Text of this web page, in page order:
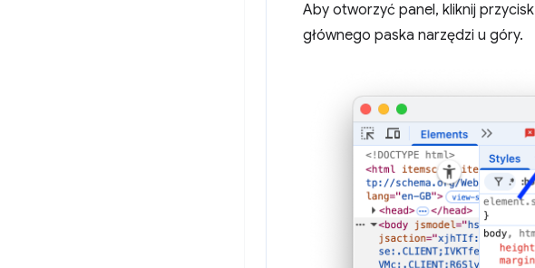
Aby otworzyć panel, kliknij przycisk
głównego paska narzędzi u góry.